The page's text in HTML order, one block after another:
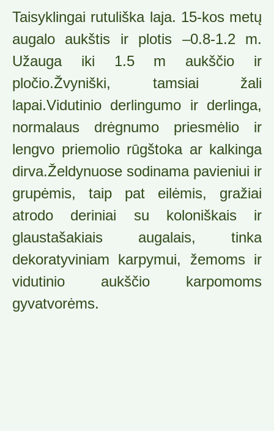
Taisyklingai rutuliška laja. 15-kos metų
augalo aukštis ir plotis –0.8-1.2 m.
Užauga iki 1.5 m aukščio ir
pločio.Žvyniški, tamsiai žali
lapai.Vidutinio derlingumo ir derlinga,
normalaus drėgnumo priesmėlio ir
lengvo priemolio rūgštoka ar kalkinga
dirva.Želdynuose sodinama pavieniui ir
grupėmis, taip pat eilėmis, gražiai
atrodo deriniai su koloniškais ir
glaustašakiais augalais, tinka
dekoratyviniam karpymui, žemoms ir
vidutinio aukščio karpomoms
gyvatvorėms.